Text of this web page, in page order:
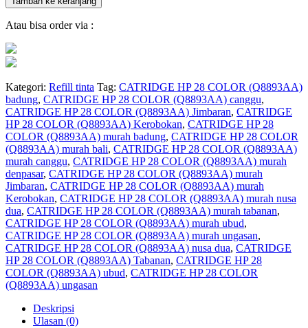
Atau bisa order via :
Kategori: Refill tinta Tag: CATRIDGE HP 28 COLOR (Q8893AA)
badung, CATRIDGE HP 28 COLOR (Q8893AA) canggu,
CATRIDGE HP 28 COLOR (Q8893AA) Jimbaran, CATRIDGE
HP 28 COLOR (Q8893AA) Kerobokan, CATRIDGE HP 28
COLOR (Q8893AA) murah badung, CATRIDGE HP 28 COLOR
(Q8893AA) murah bali, CATRIDGE HP 28 COLOR (Q8893AA)
murah canggu, CATRIDGE HP 28 COLOR (Q8893AA) murah
denpasar, CATRIDGE HP 28 COLOR (Q8893AA) murah
Jimbaran, CATRIDGE HP 28 COLOR (Q8893AA) murah
Kerobokan, CATRIDGE HP 28 COLOR (Q8893AA) murah nusa
dua, CATRIDGE HP 28 COLOR (Q8893AA) murah tabanan,
CATRIDGE HP 28 COLOR (Q8893AA) murah ubud,
CATRIDGE HP 28 COLOR (Q8893AA) murah ungasan,
CATRIDGE HP 28 COLOR (Q8893AA) nusa dua, CATRIDGE
HP 28 COLOR (Q8893AA) Tabanan, CATRIDGE HP 28
COLOR (Q8893AA) ubud, CATRIDGE HP 28 COLOR
(Q8893AA) ungasan
Deskripsi
Ulasan (0)